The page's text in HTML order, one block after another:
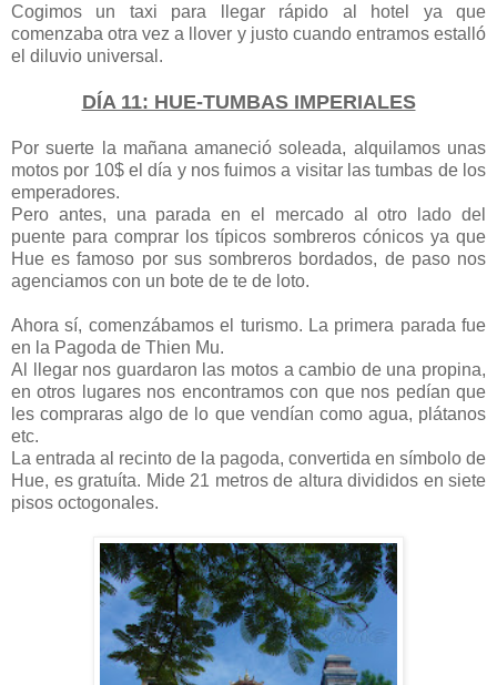
Cogimos un taxi para llegar rápido al hotel ya que
comenzaba otra vez a llover y justo cuando entramos estalló
el diluvio universal.
DÍA 11: HUE-TUMBAS IMPERIALES
Por suerte la mañana amaneció soleada, alquilamos unas
motos por 10$ el día y nos fuimos a visitar las tumbas de los
emperadores.
Pero antes, una parada en el mercado al otro lado del
puente para comprar los típicos sombreros cónicos ya que
Hue es famoso por sus sombreros bordados, de paso nos
agenciamos con un bote de te de loto.
Ahora sí, comenzábamos el turismo. La primera parada fue
en la Pagoda de Thien Mu.
Al llegar nos guardaron las motos a cambio de una propina,
en otros lugares nos encontramos con que nos pedían que
les compraras algo de lo que vendían como agua, plátanos
etc.
La entrada al recinto de la pagoda, convertida en símbolo de
Hue, es gratuíta. Mide 21 metros de altura divididos en siete
pisos octogonales.